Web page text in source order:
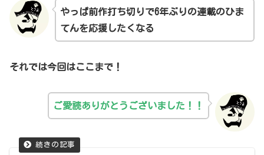
やっぱ前作打ち切りで6年ぶりの連載のひま
てんを応援したくなる
それでは今回はここまで！
ご愛読ありがとうございました！！